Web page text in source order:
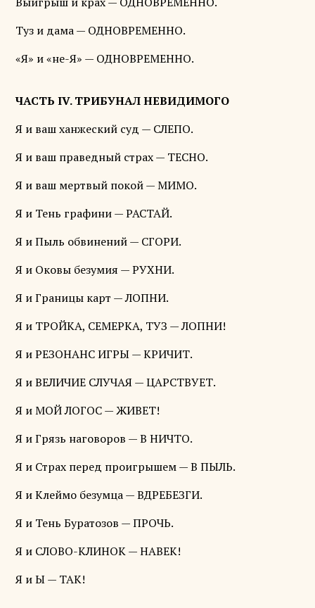
Туз и дама — ОДНОВРЕМЕННО.
«Я» и «не-Я» — ОДНОВРЕМЕННО.
ЧАСТЬ IV. ТРИБУНАЛ НЕВИДИМОГО
Я и ваш ханжеский суд — СЛЕПО.
Я и ваш праведный страх — ТЕСНО.
Я и ваш мертвый покой — МИМО.
Я и Тень графини — РАСТАЙ.
Я и Пыль обвинений — СГОРИ.
Я и Оковы безумия — РУХНИ.
Я и Границы карт — ЛОПНИ.
Я и ТРОЙКА, СЕМЕРКА, ТУЗ — ЛОПНИ!
Я и РЕЗОНАНС ИГРЫ — КРИЧИТ.
Я и ВЕЛИЧИЕ СЛУЧАЯ — ЦАРСТВУЕТ.
Я и МОЙ ЛОГОС — ЖИВЕТ!
Я и Грязь наговоров — В НИЧТО.
Я и Страх перед проигрышем — В ПЫЛЬ.
Я и Клеймо безумца — ВДРЕБЕЗГИ.
Я и Тень Буратозов — ПРОЧЬ.
Я и СЛОВО-КЛИНОК — НАВЕК!
Я и Ы — ТАК!